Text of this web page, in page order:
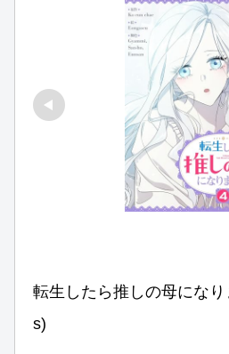
転生したら推しの母にな
s)